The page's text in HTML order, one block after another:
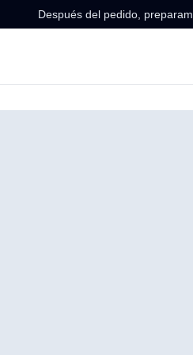
Después del pedido,